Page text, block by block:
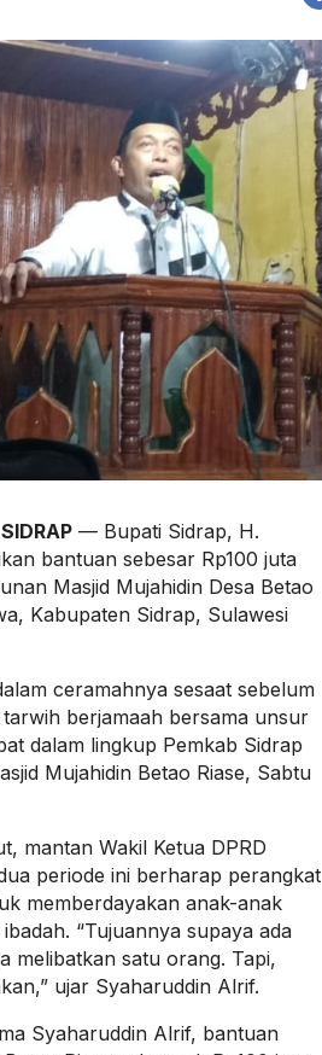
— Bupati Sidrap, H.
bantuan sebesar Rp100 juta
Masjid Mujahidin Desa Betao
Kabupaten Sidrap, Sulawesi
ceramahnya sesaat sebelum
berjamaah bersama unsur
dalam lingkup Pemkab Sidrap
Mujahidin Betao Riase, Sabtu
mantan Wakil Ketua DPRD
periode ini berharap perangkat
memberdayakan anak-anak
“Tujuannya supaya ada
melibatkan satu orang. Tapi,
ujar Syaharuddin Alrif.
Syaharuddin Alrif, bantuan